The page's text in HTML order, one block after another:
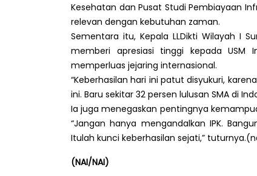
Kesehatan dan Pusat Studi Pembiayaan
relevan dengan kebutuhan zaman.
Sementara itu, Kepala LLDikti Wilayah I
memberi apresiasi tinggi kepada USM
memperluas jejaring internasional.
“Keberhasilan hari ini patut disyukuri,
ini. Baru sekitar 32 persen lulusan SMA di
Ia juga menegaskan pentingnya
“Jangan hanya mengandalkan IPK.
Itulah kunci keberhasilan sejati,”
(NAI/NAI)